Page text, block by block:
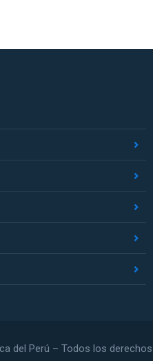
del Perú – Todos los